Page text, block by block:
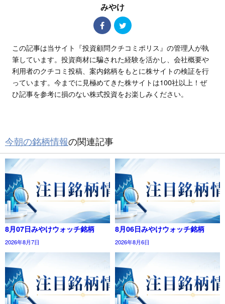
みやけ
この記事は当サイト『投資顧問クチコミポリス』の管理人が執
筆しています。投資商材に騙された経験を活かし、会社概要や
利用者のクチコミ投稿、案内銘柄をもとに株サイトの検証を行
っています。今までに見極めてきた株サイトは100社以上！ぜ
ひ記事を参考に損のない株式投資をお楽しみください。
今朝の銘柄情報の関連記事
8月07日みやけウォッチ銘柄
2026年8月7日
8月06日みやけウォッチ銘柄
2026年8月6日